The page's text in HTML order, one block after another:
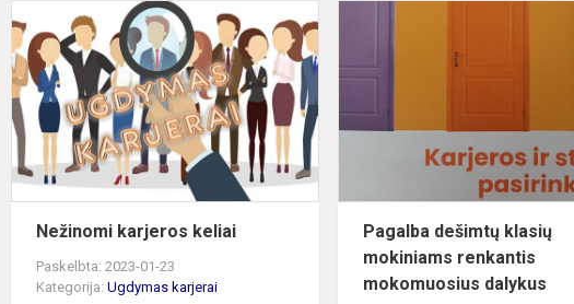
duomenų
analitiką
-,,Konfidencialu
akivaizdu"
keliai
Nežinomi karjeros keliai
Paskelbta: 2023-01-23
Kategorija:Ugdymas karjerai
Pagalba dešimtų klasių
mokiniams renkantis
mokomuosius dalykus